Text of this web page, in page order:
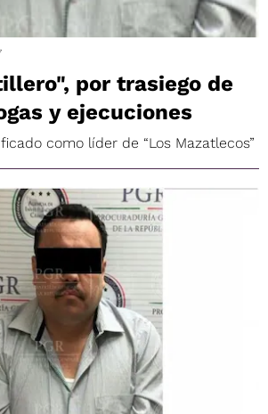
por trasiego de
y ejecuciones
como líder de “Los Mazatlecos”